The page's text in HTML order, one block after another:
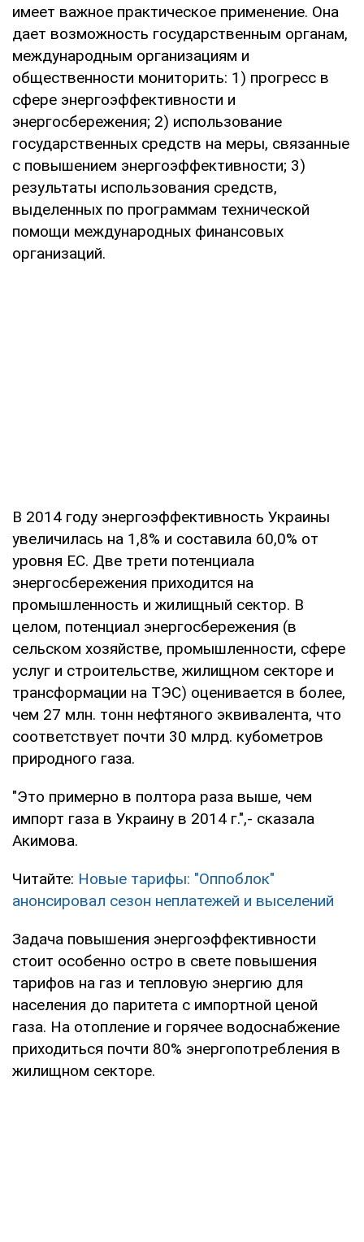
имеет важное практическое применение. Она
дает возможность государственным органам,
международным организациям и
общественности мониторить: 1) прогресс в
сфере энергоэффективности и
энергосбережения; 2) использование
государственных средств на меры, связанные
с повышением энергоэффективности; 3)
результаты использования средств,
выделенных по программам технической
помощи международных финансовых
организаций.
В 2014 году энергоэффективность Украины
увеличилась на 1,8% и составила 60,0% от
уровня ЕС. Две трети потенциала
энергосбережения приходится на
промышленность и жилищный сектор. В
целом, потенциал энергосбережения (в
сельском хозяйстве, промышленности, сфере
услуг и строительстве, жилищном секторе и
трансформации на ТЭС) оценивается в более,
чем 27 млн. тонн нефтяного эквивалента, что
соответствует почти 30 млрд. кубометров
природного газа.
"Это примерно в полтора раза выше, чем
импорт газа в Украину в 2014 г.",- сказала
Акимова.
Читайте: Новые тарифы: "Оппоблок"
анонсировал сезон неплатежей и выселений
Задача повышения энергоэффективности
стоит особенно остро в свете повышения
тарифов на газ и тепловую энергию для
населения до паритета с импортной ценой
газа. На отопление и горячее водоснабжение
приходиться почти 80% энергопотребления в
жилищном секторе.